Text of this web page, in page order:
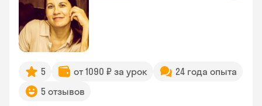
5 от 1090 ₽ за урок
24 года опыта
5 отзывов